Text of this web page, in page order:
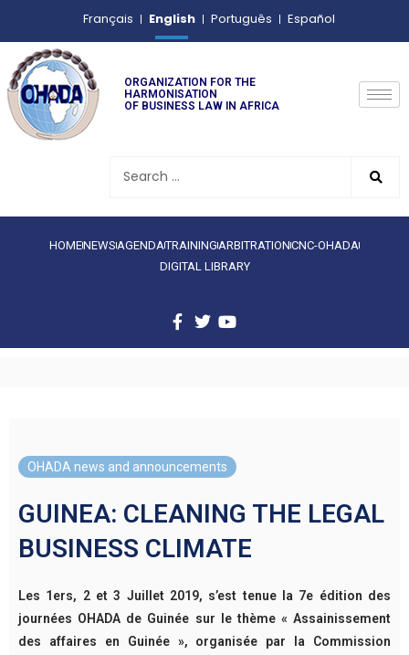
Français English Português Español
ORGANIZATION FOR THE
HARMONISATION
OF BUSINESS LAW IN AFRICA
HOMENEWS AGENDATRAINING ARBITRATIONCNC-OHADA
DIGITAL LIBRARY
OHADA news and announcements
GUINEA: CLEANING THE LEGAL
BUSINESS CLIMATE
Les 1ers, 2 et 3 Juillet 2019, s’est tenue la 7e édition des
journées OHADA de Guinée sur le thème « Assainissement
des affaires en Guinée », organisée par la Commission